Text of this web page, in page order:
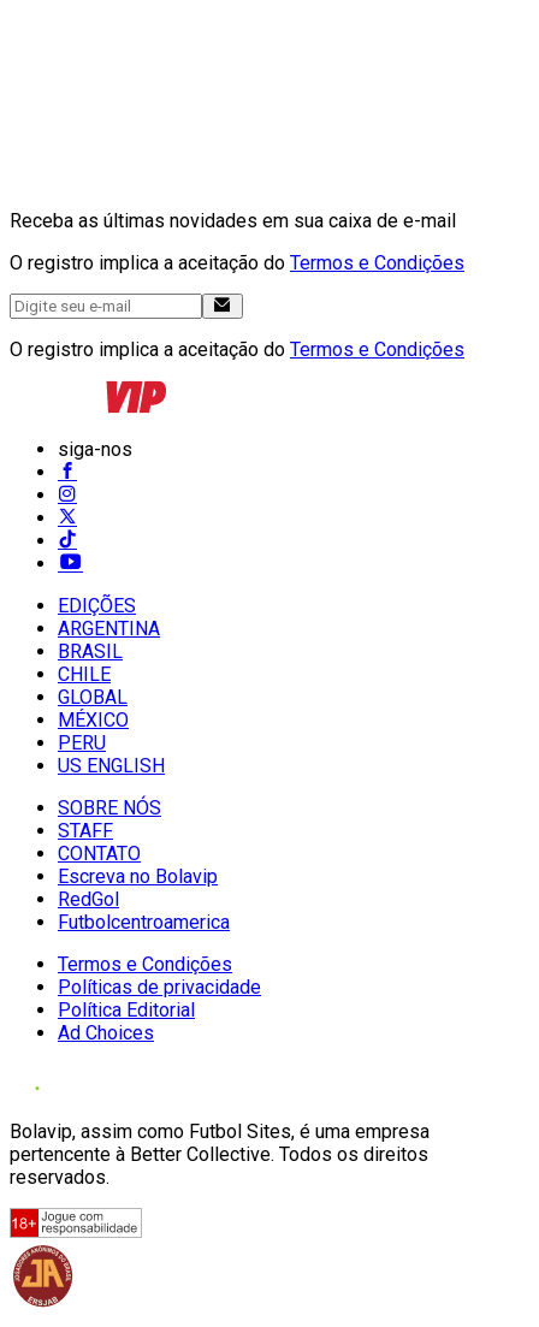
Receba as últimas novidades em sua caixa de e-mail
O registro implica a aceitação do Termos e Condições
O registro implica a aceitação do Termos e Condições
siga-nos
EDIÇÕES
ARGENTINA
BRASIL
CHILE
GLOBAL
MÉXICO
PERU
US ENGLISH
SOBRE NÓS
STAFF
CONTATO
Escreva no Bolavip
RedGol
Futbolcentroamerica
Termos e Condições
Políticas de privacidade
Política Editorial
Ad Choices
Bolavip, assim como Futbol Sites, é uma empresa
pertencente à Better Collective. Todos os direitos
reservados.